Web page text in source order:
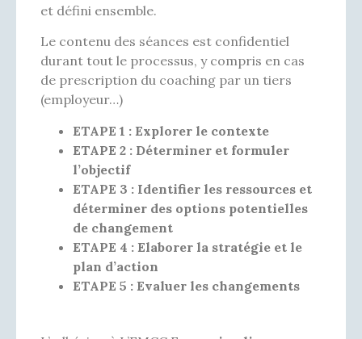
et défini ensemble.
Le contenu des séances est confidentiel
durant tout le processus, y compris en cas
de prescription du coaching par un tiers
(employeur…)
ETAPE 1 : Explorer le contexte
ETAPE 2 : Déterminer et formuler
l’objectif
ETAPE 3 : Identifier les ressources et
déterminer des options potentielles
de changement
ETAPE 4 : Elaborer la stratégie et le
plan d’action
ETAPE 5 : Evaluer les changements